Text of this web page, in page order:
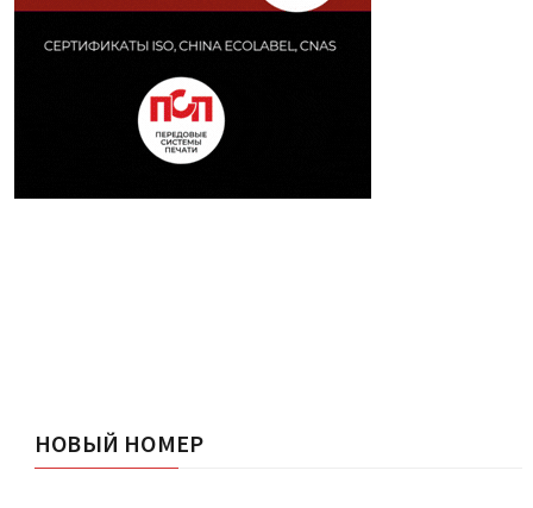
НОВЫЙ НОМЕР